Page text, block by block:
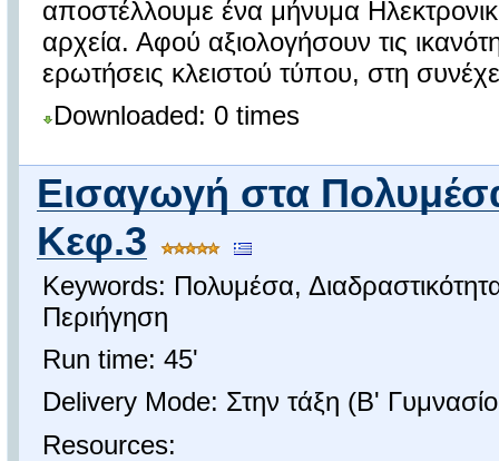
αποστέλλουμε ένα μήνυμα
αρχεία. Αφού αξιολογήσουν τις
ερωτήσεις κλειστού τύπου, στη
Downloaded: 0 times
Εισαγωγή στα
Κεφ.3
Keywords: Πολυμέσα,
Περιήγηση
Run time: 45'
Delivery Mode: Στην τάξη (Β'
Resources: